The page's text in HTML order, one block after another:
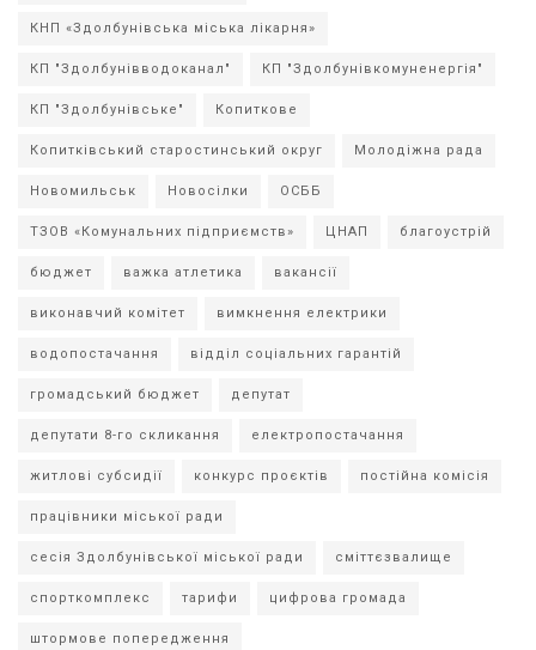
КНП «Здолбунівська міська лікарня»
КП "Здолбунівводоканал" КП "Здолбунівкомуненергія"
КП "Здолбунівське" Копиткове
Копитківський старостинський округ Молодіжна рада
Новомильськ Новосілки ОСББ
ТЗОВ «Комунальних підприємств» ЦНАП благоустрій
бюджет важка атлетика вакансії
виконавчий комітет вимкнення електрики
водопостачання відділ соціальних гарантій
громадський бюджет депутат
депутати 8-го скликання електропостачання
житлові субсидії конкурс проєктів постійна комісія
працівники міської ради
сесія Здолбунівської міської ради сміттєзвалище
спорткомплекс тарифи цифрова громада
штормове попередження